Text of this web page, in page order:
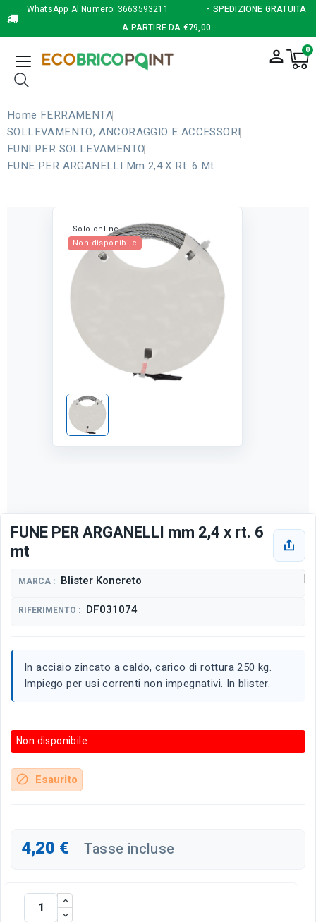
WhatsApp Al Numero: 3663593211
- SPEDIZIONE GRATUITA
A PARTIRE DA €79,00
person_outline 0
Home FERRAMENTA
SOLLEVAMENTO, ANCORAGGIO E ACCESSORI
FUNI PER SOLLEVAMENTO
FUNE PER ARGANELLI Mm 2,4 X Rt. 6 Mt
Solo online
Non disponibile
FUNE PER ARGANELLI mm 2,4 x rt. 6
mt
MARCA : Blister Koncreto
RIFERIMENTO : DF031074
In acciaio zincato a caldo, carico di rottura 250 kg.
Impiego per usi correnti non impegnativi. In blister.
Non disponibile
block Esaurito
4,20 € Tasse incluse